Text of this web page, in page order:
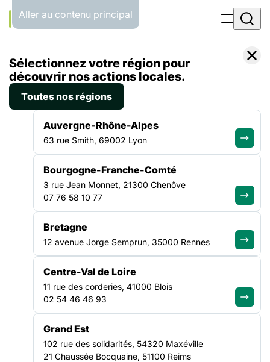
Panneau de gestion des cookies
Aller au contenu principal
Accueil Liste des actualités Garantir l’accès effectif aux droits des personnes marginalisées et/ou discriminées
APPELS À PROJETS|7 JUILLET 2026
Garantir l’accès effectif aux
droits des personnes
marginalisées et/ou
discriminées
Les publics cibles de cet appel à projet sont les femmes,
personnes LGBTQIA+, personnes exilées, personnes racisées,
personnes en situation de handicap et personnes âgées.
Attention la note d’intention est à rédiger au plus tard pour le
15 juillet À travers cet appel à projets, le collectif Droits et
Discriminations initié par la Fondation de
ACCÈS AUX DROITS & JURIDIQUE
NATIONAL
Sélectionnez votre région pour
découvrir nos actions locales.
Toutes nos régions
Auvergne-Rhône-Alpes
63 rue Smith, 69002 Lyon
Bourgogne-Franche-Comté
3 rue Jean Monnet, 21300 Chenôve
07 76 58 10 77
Bretagne
12 avenue Jorge Semprun, 35000 Rennes
Centre-Val de Loire
11 rue des corderies, 41000 Blois
02 54 46 46 93
Grand Est
102 rue des solidarités, 54320 Maxéville
21 Chaussée Bocquaine, 51100 Reims